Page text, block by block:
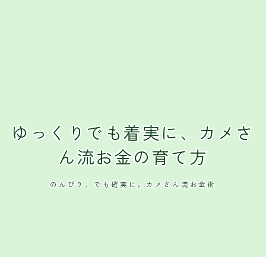
ゆっくりでも着実に、カメさ
ん流お金の育て方
のんびり、でも確実に。カメさん流お金術